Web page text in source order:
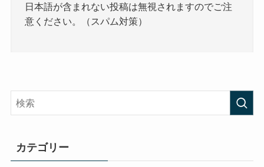
日本語が含まれない投稿は無視されますのでご注
意ください。（スパム対策）
カテゴリー